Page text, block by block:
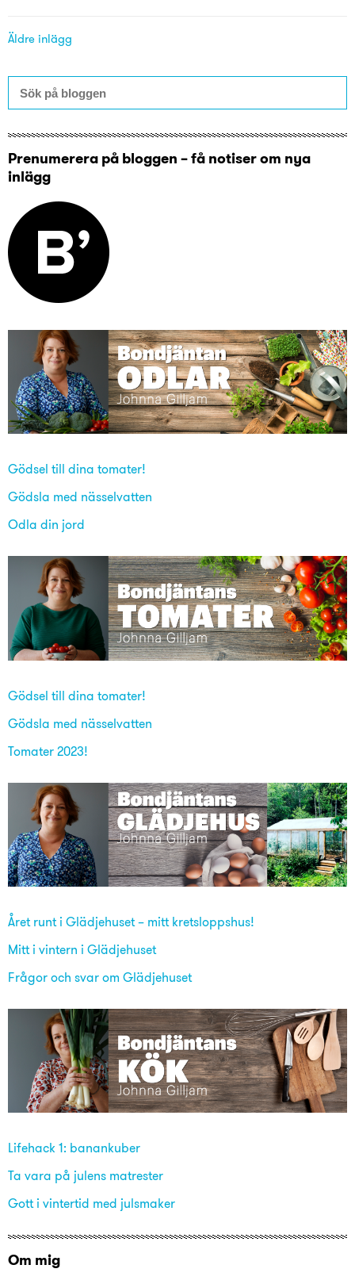
Äldre inlägg
Prenumerera på bloggen – få notiser om nya
inlägg
Gödsel till dina tomater!
Gödsla med nässelvatten
Odla din jord
Gödsel till dina tomater!
Gödsla med nässelvatten
Tomater 2023!
Året runt i Glädjehuset – mitt kretsloppshus!
Mitt i vintern i Glädjehuset
Frågor och svar om Glädjehuset
Lifehack 1: banankuber
Ta vara på julens matrester
Gott i vintertid med julsmaker
Om mig